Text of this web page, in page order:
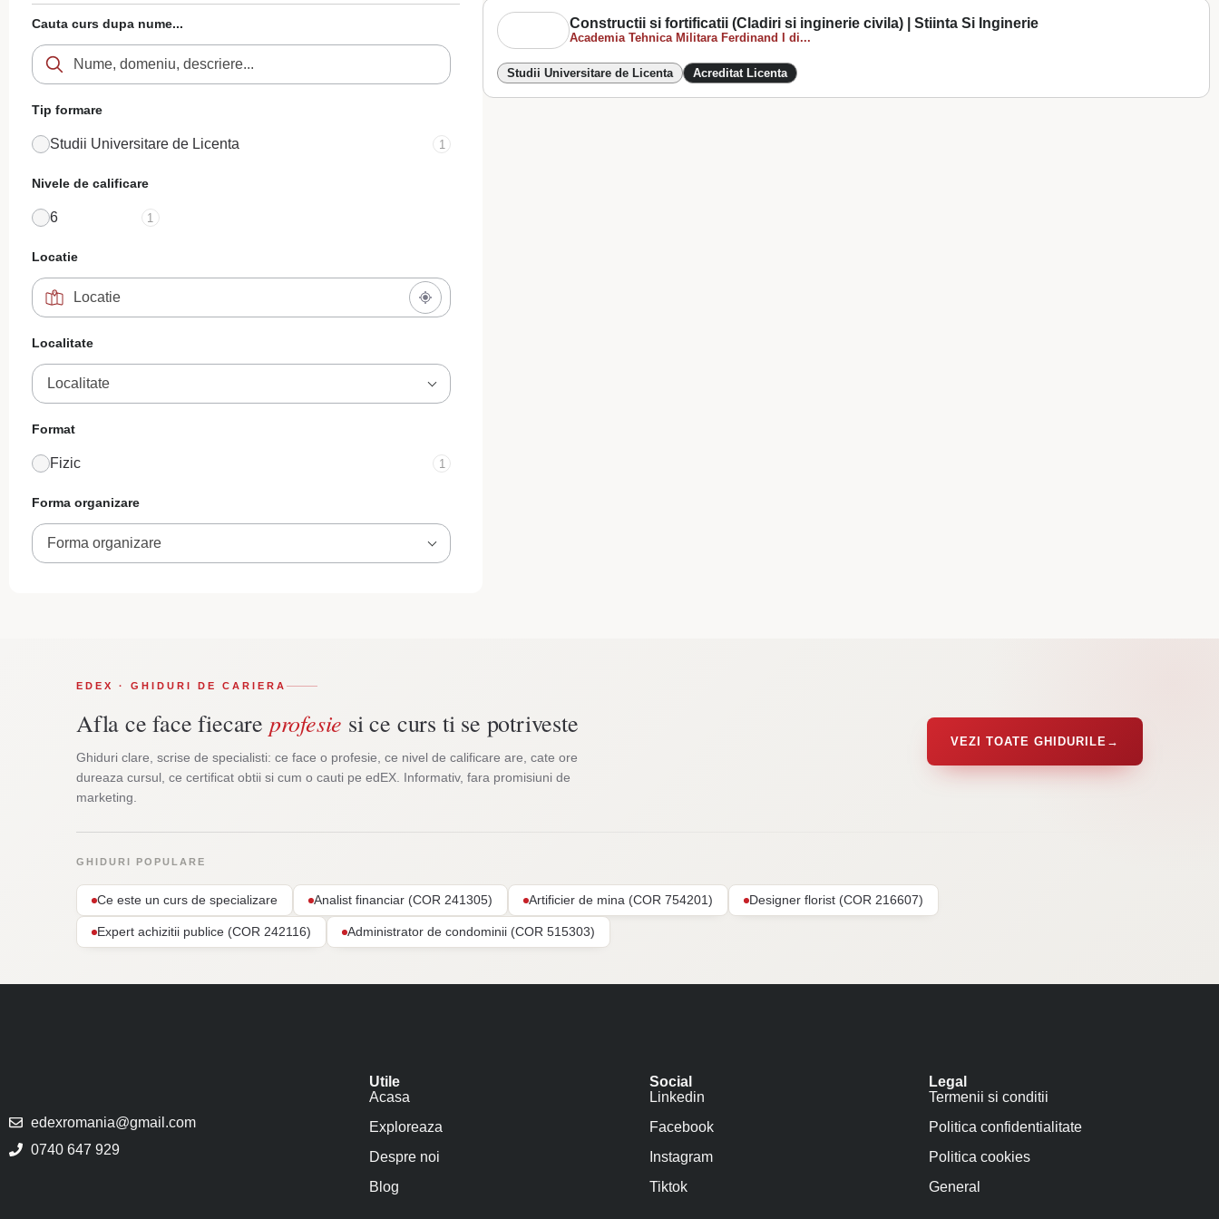
Cauta curs dupa nume...
Tip formare
Studii Universitare de Licenta 1
Nivele de calificare
6 1
Locatie
Localitate
Localitate
Format
Fizic 1
Forma organizare
Forma organizare
Constructii si fortificatii (Cladiri si inginerie civila) | Stiinta Si Inginerie
Academia Tehnica Militara Ferdinand I di...
Studii Universitare de Licenta Acreditat Licenta
EDEX · GHIDURI DE CARIERA
Afla ce face fiecare profesie si ce curs ti se potriveste
Ghiduri clare, scrise de specialisti: ce face o profesie, ce nivel de calificare are, cate ore
dureaza cursul, ce certificat obtii si cum o cauti pe edEX. Informativ, fara promisiuni de
marketing.
VEZI TOATE GHIDURILE →
GHIDURI POPULARE
Ce este un curs de specializare Analist financiar (COR 241305) Artificier de mina (COR 754201) Designer florist (COR 216607)
Expert achizitii publice (COR 242116) Administrator de condominii (COR 515303)
edexromania@gmail.com
0740 647 929
Utile
Acasa
Exploreaza
Despre noi
Blog
Social
Linkedin
Facebook
Instagram
Tiktok
Legal
Termenii si conditii
Politica confidentialitate
Politica cookies
General